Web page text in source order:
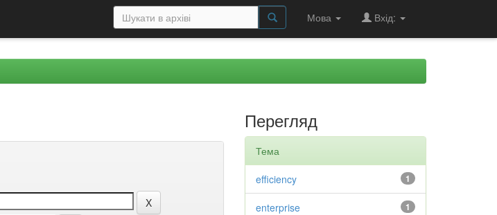
Мова Вхід:
Перегляд
Тема
1
efficiency
1
enterprise